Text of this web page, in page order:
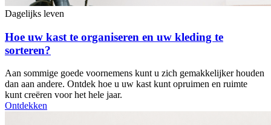
Dagelijks leven
Hoe uw kast te organiseren en uw kleding te
sorteren?
Aan sommige goede voornemens kunt u zich gemakkelijker houden
dan aan andere. Ontdek hoe u uw kast kunt opruimen en ruimte
kunt creëren voor het hele jaar.
Ontdekken